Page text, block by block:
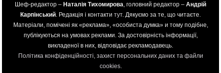
Шеф-редактор – Наталія Тихомирова, головний редактор – Андрій
Карпінський. Редакція і контакти тут. Дякуємо за те, що читаєте.
Матеріали, помічені як «реклама», «особиста думка» и тому подібне,
публікуються на умовах реклами. За достовірність інформації,
викладеної в них, відповідає рекламодавець.
Політика конфіденційності, захист персональних даних та файли
cookies.